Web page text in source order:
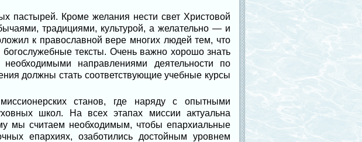
пастырей. Кроме желания нести свет Христовой
традициями, культурой, а желательно ― и
к православной вере многих людей тем, что
тексты. Очень важно хорошо знать
направлениями деятельности по
должны стать соответствующие учебные курсы
станов, где наряду с опытными
школ. На всех этапах миссии актуальна
мы считаем необходимым, чтобы епархиальные
епархиях, озаботились достойным уровнем